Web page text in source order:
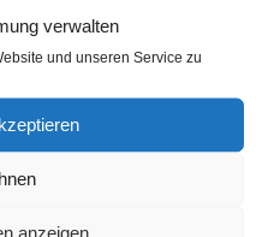
verwalten
und unseren Service zu
anzeigen